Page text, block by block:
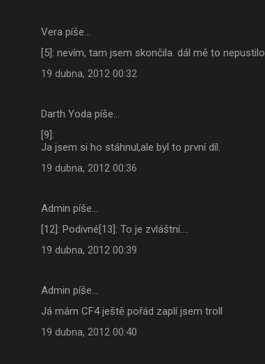
Vera píše…
[5]: nevím, tam jsem skončila. dál mě to nepustilo
19 dubna, 2012 00:32
Darth Yoda píše…
[9]:
Ja jsem si ho stáhnul,ale byl to první díl.
19 dubna, 2012 00:36
Admin píše…
[12]: Podivné[13]: To je zvláštní....
19 dubna, 2012 00:39
Admin píše…
Já mám CF4 ještě pořád zaplí jsem troll
19 dubna, 2012 00:40